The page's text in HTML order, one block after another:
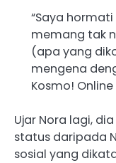
“Saya
memang tak
(apa yang
mengena
Kosmo!
Ujar Nora lagi,
status daripada
sosial yang